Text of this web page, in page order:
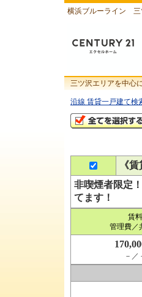
横浜ブルーライン 三
三ツ沢エリアを中心
沿線 賃貸一戸建て検
《
非喫煙者限定
てます！
賃料
管理費／
－／